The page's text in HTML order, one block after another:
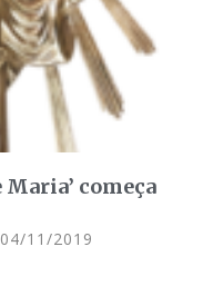
Maria’ começa
04/11/2019